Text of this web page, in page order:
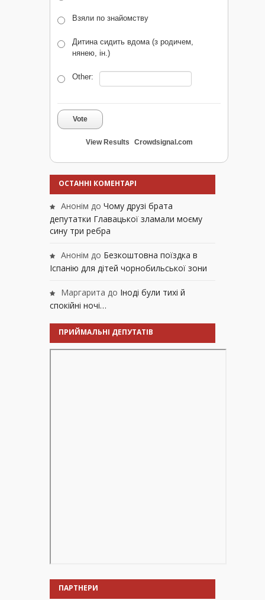
Взяли по знайомству
Дитина сидить вдома (з родичем,
нянею, ін.)
Other:
Vote
View Results Crowdsignal.com
ОСТАННІ КОМЕНТАРІ
Анонім до Чому друзі брата
депутатки Главацької зламали моєму
сину три ребра
Анонім до Безкоштовна поїздка в
Іспанію для дітей чорнобильської зони
Маргарита до Іноді були тихі й
спокійні ночі…
ПРИЙМАЛЬНІ ДЕПУТАТІВ
ПАРТНЕРИ